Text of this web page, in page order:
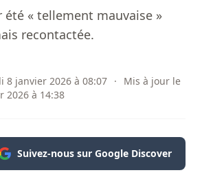
été « tellement mauvaise »
recontactée.
8 janvier 2026 à 08:07 ·
Mis à jour le
2026 à 14:38
Suivez-nous sur Google Discover